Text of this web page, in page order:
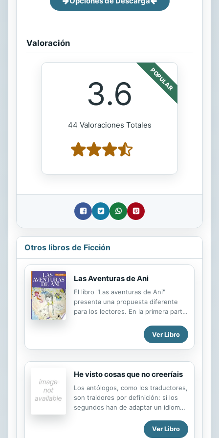
Valoración
POPULAR
3.6
44 Valoraciones Totales
Otros libros de Ficción
Las Aventuras de Ani
El libro "Las aventuras de Ani"
presenta una propuesta diferente
para los lectores. En la primera parte
fantasía que le permitirá viajar por
lugares inexistente, mágicos y vivir
muchas aventuras. En la segunda
parte, la intención es volver tiempo
atrás y traer a memoria los mejores
momentos vividos, de una niñez
llena de imaginación y despertar en
los lectores los recuerdos de su
infancia y motivar a los niños a
valorar sus vivencias y algún día
poder compartirlas también. Y en la
Ver Libro
He visto cosas que no creeríais
Los antólogos, como los traductores,
son traidores por definición: si los
segundos han de adaptar un idioma
primeros escogen una líneaVer Libro